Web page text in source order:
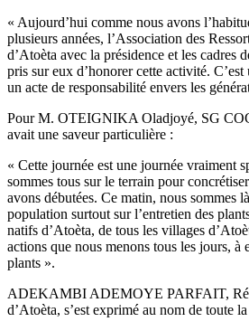
« Aujourd’hui comme nous avons
plusieurs années, l’Association des
d’Atoèta avec la présidence et les cadres
pris sur eux d’honorer cette activité.
un acte de responsabilité envers les
Pour M. OTEIGNIKA Oladjoyé, SG
avait une saveur particulière :
« Cette journée est une journée vraiment
sommes tous sur le terrain pour
avons débutées. Ce matin, nous sommes
population surtout sur l’entretien des
natifs d’Atoèta, de tous les villages
actions que nous menons tous les jours, à
plants ».
ADEKAMBI ADEMOYE PARFAIT,
d’Atoèta, s’est exprimé au nom de toute